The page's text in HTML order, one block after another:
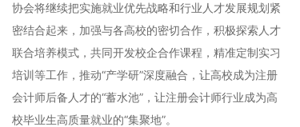
协会将继续把实施就业优先战略和行业人才发展规划紧
密结合起来，加强与各高校的密切合作，积极探索人才
联合培养模式，共同开发校企合作课程，精准定制实习
培训等工作，推动“产学研”深度融合，让高校成为注册
会计师后备人才的“蓄水池”，让注册会计师行业成为高
校毕业生高质量就业的“集聚地”。